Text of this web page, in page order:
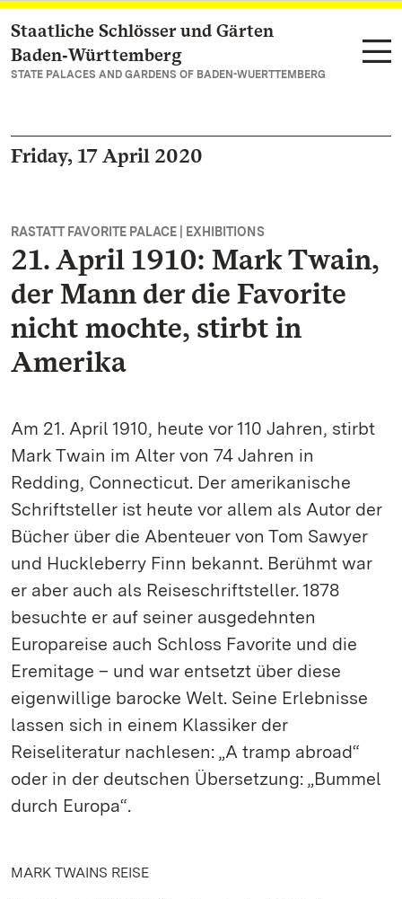
Navigate to main page
Staatliche Schlösser und Gärten
Baden‑Württemberg
STATE PALACES AND GARDENS OF BADEN-WUERTTEMBERG
Friday, 17 April 2020
RASTATT FAVORITE PALACE | EXHIBITIONS
21. April 1910: Mark Twain,
der Mann der die Favorite
nicht mochte, stirbt in
Amerika
Am 21. April 1910, heute vor 110 Jahren, stirbt
Mark Twain im Alter von 74 Jahren in
Redding, Connecticut. Der amerikanische
Schriftsteller ist heute vor allem als Autor der
Bücher über die Abenteuer von Tom Sawyer
und Huckleberry Finn bekannt. Berühmt war
er aber auch als Reiseschriftsteller. 1878
besuchte er auf seiner ausgedehnten
Europareise auch Schloss Favorite und die
Eremitage – und war entsetzt über diese
eigenwillige barocke Welt. Seine Erlebnisse
lassen sich in einem Klassiker der
Reiseliteratur nachlesen: „A tramp abroad“
oder in der deutschen Übersetzung: „Bummel
durch Europa“.
MARK TWAINS REISE